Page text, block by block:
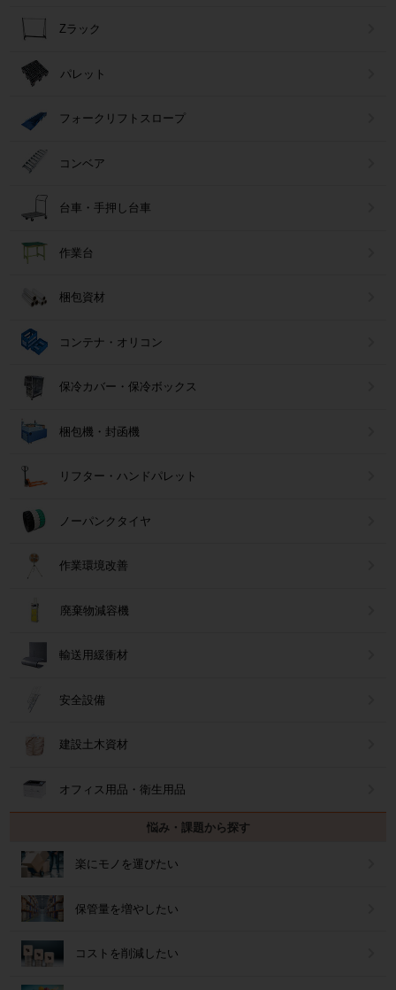
Zラック
パレット
フォークリフトスロープ
コンベア
台車・手押し台車
作業台
梱包資材
コンテナ・オリコン
保冷カバー・保冷ボックス
梱包機・封函機
リフター・ハンドパレット
ノーパンクタイヤ
作業環境改善
廃棄物減容機
輸送用緩衝材
安全設備
建設土木資材
オフィス用品・衛生用品
悩み・課題から探す
楽にモノを運びたい
保管量を増やしたい
コストを削減したい